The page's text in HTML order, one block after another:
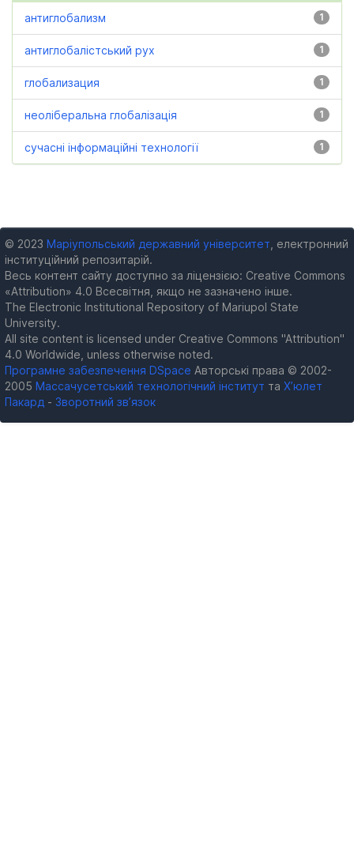
1
антиглобализм
1
антиглобалістський рух
1
глобализация
1
неоліберальна глобалізація
1
сучасні інформаційні технології
© 2023 Маріупольський державний університет , електронний
інституційний репозитарій.
Весь контент сайту доступно за ліцензією: Creative Commons
«Attribution» 4.0 Всесвітня, якщо не зазначено інше.
The Electronic Institutional Repository of Mariupol State
University.
All site content is licensed under Creative Commons "Attribution"
4.0 Worldwide, unless otherwise noted.
Програмне забезпечення DSpace Авторські права © 2002-
2005 Массачусетський технологічний інститут та Х’юлет
Пакард - Зворотний зв’язок